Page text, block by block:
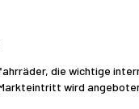
die wichtige
wird